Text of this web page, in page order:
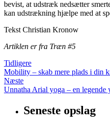
bevist, at udstræk nedsætter
kan udstrækning hjælpe med at
Tekst Christian Kronow
Artiklen er fra Træn #5
Tidligere
Mobility – skab mere plads i din
Næste
Unnatha Arial yoga – en legende
Seneste opslag